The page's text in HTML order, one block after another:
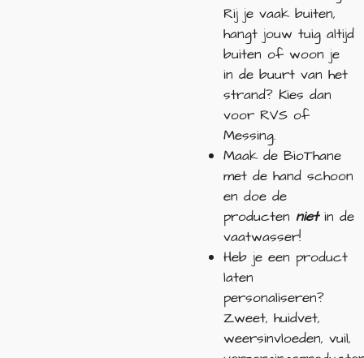
Rij je vaak buiten,
hangt jouw tuig altijd
buiten of woon je
in de buurt van het
strand? Kies dan
voor RVS of
Messing.
Maak de BioThane
met de hand schoon
en doe de
producten nietin de
vaatwasser!
Heb je een product
laten
personaliseren?
Zweet, huidvet,
weersinvloeden, vuil,